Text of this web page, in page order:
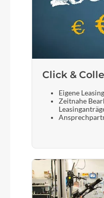
Click &
Eigene
Zeitnahe